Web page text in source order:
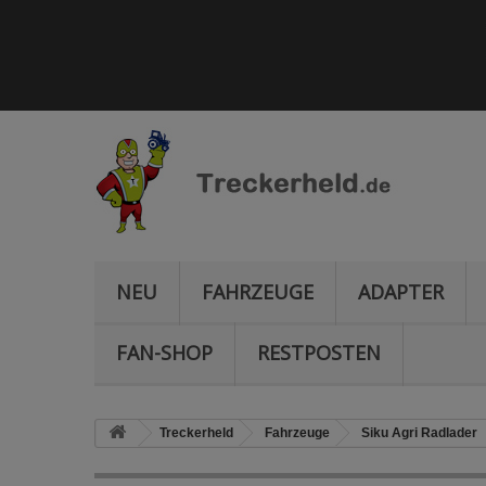
NEU FAHRZEUGE ADAPTER
FAN-SHOP RESTPOSTEN
Treckerheld Fahrzeuge Siku Agri Radlader